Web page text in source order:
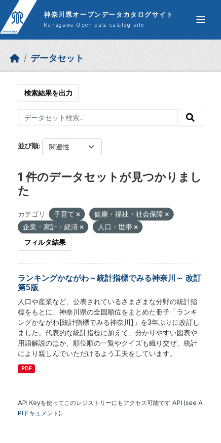
Skip to main content
神奈川県オープンデータカタログサイト
Kanagawa Open data catalog site
データセット
検索結果を出力
並び順
1 件のデータセットが見つかりまし
た
カテゴリ: 子育て
健康・福祉・社会保障
企業・家計・経済
人口・世帯
フィルタ結果
ランキングかながわ～統計指標でみる神奈川～ 改訂
第5版
人口や産業など、公表されているさまざまな分野の統計指
標をもとに、神奈川県の全国順位をまとめた冊子「ランキ
ングかながわ[統計指標でみる神奈川]」を3年ぶりに改訂し
ました。代表的な統計指標に加えて、分かりやすい図表や
用語解説のほか、順位順の一覧やクイズも織り交ぜ、統計
により親しんでいただけるよう工夫をしています。
PDF
API Keyを使ってこのレジストリーにもアクセス可能です API (see A
PIドキュメント ).